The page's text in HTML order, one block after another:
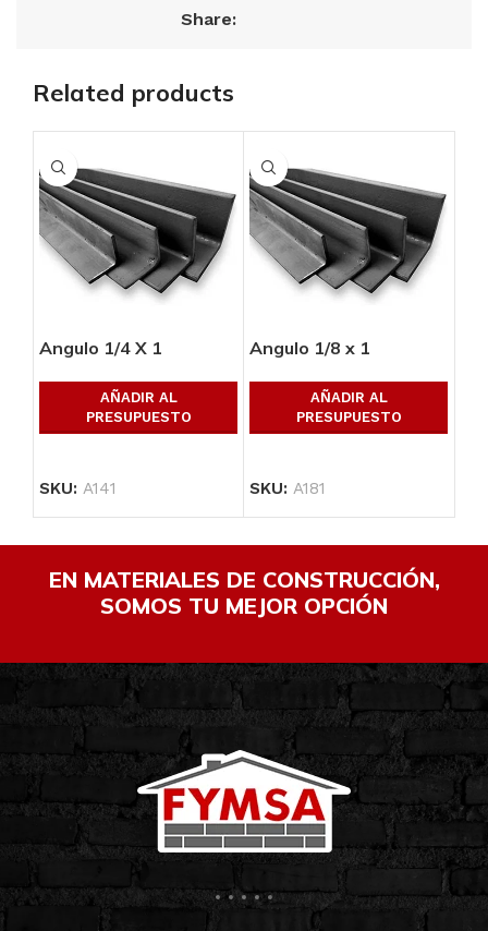
Share:
Related products
Angulo 1/4 X 1
AÑADIR AL
PRESUPUESTO
SKU: A141
Angulo 1/8 x 1
AÑADIR AL
PRESUPUESTO
SKU: A181
EN MATERIALES DE CONSTRUCCIÓN,
SOMOS TU MEJOR OPCIÓN